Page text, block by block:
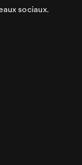
sociaux.